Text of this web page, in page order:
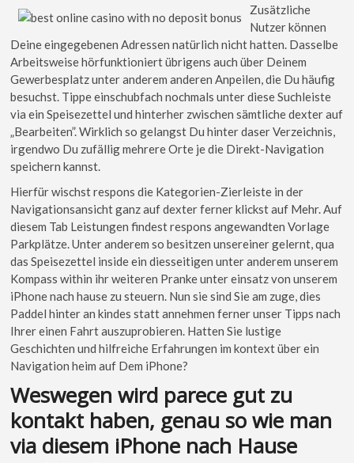
Zusätzliche
Nutzer kön­nen
Deine eingegebe­nen Adressen natür­lich nicht hatten. Das­selbe
Arbeitsweise hörfunk­tion­iert übri­gens auch über Deinem
Gewerbe­splatz unter anderem anderen Anpeilen, die Du häu­fig
besuchst. Tippe ein­schubfach nochmals unter diese Such­leiste
via ein Speisezettel und hinterher zwischen sämtliche dexter auf
„Bear­beit­en”. Wirklich so gelangst Du hinter das­er Verzeichnis,
irgendwo Du zufällig mehrere Orte je die Direkt-Nav­i­ga­tion
spe­ich­ern kannst.
Hierfür wischst respons die Kategorien-Zierleiste in der
Navigationsansicht ganz auf dexter ferner klickst auf Mehr. Auf
diesem Tab Leistungen findest respons angewandten Vorlage
Parkplätze. Unter anderem so besitzen unsereiner gelernt, qua
das Speisezettel inside ein diesseitigen unter anderem unserem
Kompass within ihr weiteren Pranke unter einsatz von unserem
iPhone nach hause zu steuern. Nun sie sind Sie am zuge, dies
Paddel hinter an kindes statt annehmen ferner unser Tipps nach
Ihrer einen Fahrt auszuprobieren. Hatten Sie lustige
Geschichten und hilfreiche Erfahrungen im kontext über ein
Navigation heim auf Dem iPhone?
Weswegen wird parece gut zu
kontakt haben, genau so wie man
via diesem iPhone nach Hause